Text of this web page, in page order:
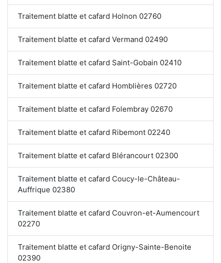
Traitement blatte et cafard Holnon 02760
Traitement blatte et cafard Vermand 02490
Traitement blatte et cafard Saint-Gobain 02410
Traitement blatte et cafard Homblières 02720
Traitement blatte et cafard Folembray 02670
Traitement blatte et cafard Ribemont 02240
Traitement blatte et cafard Blérancourt 02300
Traitement blatte et cafard Coucy-le-Château-
Auffrique 02380
Traitement blatte et cafard Couvron-et-Aumencourt
02270
Traitement blatte et cafard Origny-Sainte-Benoite
02390